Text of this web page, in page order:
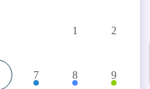
1 2
7 8 9